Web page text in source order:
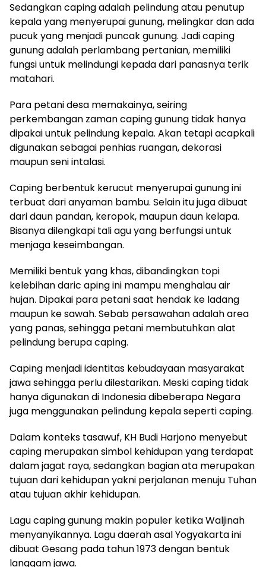
Sedangkan caping adalah pelindung atau penutup
kepala yang menyerupai gunung, melingkar dan ada
pucuk yang menjadi puncak gunung. Jadi caping
gunung adalah perlambang pertanian, memiliki
fungsi untuk melindungi kepada dari panasnya terik
matahari.
Para petani desa memakainya, seiring
perkembangan zaman caping gunung tidak hanya
dipakai untuk pelindung kepala. Akan tetapi acapkali
digunakan sebagai penhias ruangan, dekorasi
maupun seni intalasi.
Caping berbentuk kerucut menyerupai gunung ini
terbuat dari anyaman bambu. Selain itu juga dibuat
dari daun pandan, keropok, maupun daun kelapa.
Bisanya dilengkapi tali agu yang berfungsi untuk
menjaga keseimbangan.
Memiliki bentuk yang khas, dibandingkan topi
kelebihan daric aping ini mampu menghalau air
hujan. Dipakai para petani saat hendak ke ladang
maupun ke sawah. Sebab persawahan adalah area
yang panas, sehingga petani membutuhkan alat
pelindung berupa caping.
Caping menjadi identitas kebudayaan masyarakat
jawa sehingga perlu dilestarikan. Meski caping tidak
hanya digunakan di Indonesia dibeberapa Negara
juga menggunakan pelindung kepala seperti caping.
Dalam konteks tasawuf, KH Budi Harjono menyebut
caping merupakan simbol kehidupan yang terdapat
dalam jagat raya, sedangkan bagian ata merupakan
tujuan dari kehidupan yakni perjalanan menuju Tuhan
atau tujuan akhir kehidupan.
Lagu caping gunung makin populer ketika Waljinah
menyanyikannya. Lagu daerah asal Yogyakarta ini
dibuat Gesang pada tahun 1973 dengan bentuk
langgam jawa.